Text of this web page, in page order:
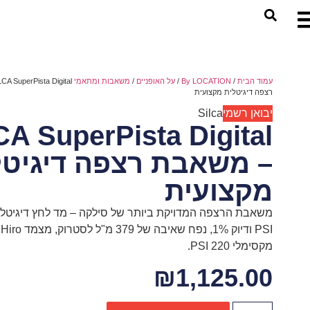
עמוד הבית/
By LOCATION
/ על האופניים / משאבות ומתאמי co2
רצפה דיגיטלית מקצועית
יבואן רשמיSilca
SuperPista Digital
– משאבת רצפה
מקצועית
מקסימלי 220 PSI.
₪1,125.00